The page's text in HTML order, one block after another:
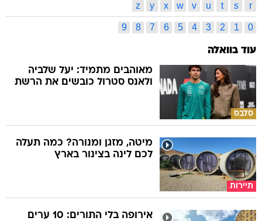
r
s
t
u
v
w
x
y
z
0
1
2
3
4
5
6
7
8
9
עוד בוואלה
סלבס
מאוהבים מתמיד: יעל שלביה
ולאנס סטרול כובשים את הרשת
תיירות
מיטה, מזגן ומנורה? כמה תעלה
לכם לינה בצינור בארץ
אירופה בלי התורים: 10 ערים